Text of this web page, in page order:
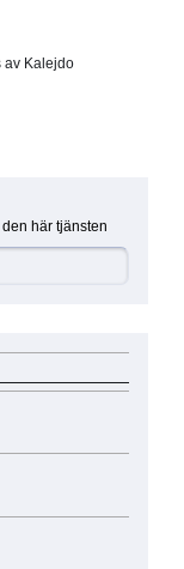
av Kalejdo
här tjänsten